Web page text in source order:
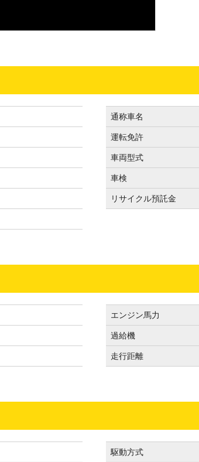
通称車名
運転免許
車両型式
車検
リサイクル預託金
エンジン馬力
過給機
走行距離
駆動方式